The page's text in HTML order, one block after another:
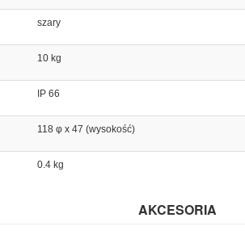
szary
10 kg
IP 66
118 φ x 47 (wysokość)
0.4 kg
AKCESORIA